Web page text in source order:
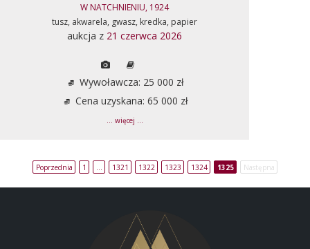
W NATCHNIENIU, 1924
tusz, akwarela, gwasz, kredka, papier
aukcja z 21 czerwca 2026
Wywoławcza: 25 000 zł
Cena uzyskana: 65 000 zł
... więcej ...
Poprzednia 1 1321 1322 1323 1324 1325 Następna